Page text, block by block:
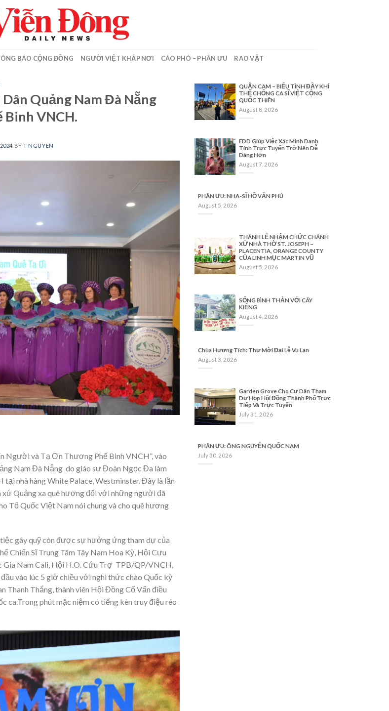
BÁO CỘNG ĐỒNG NGƯỜI VIỆT KHẮP NƠI CÁO PHÓ – PHÂN ƯU RAO VẶT
Quảng Nam Đà Nẵng
VNCH.
BYT NGUYEN
Người và Tạ Ơn Thương Phế Binh VNCH”, vào
Nam Đà Nẵng do giáo sư Đoàn Ngọc Đa làm
nhà hàng White Palace, Westminster. Đây là lần
Quảng xa quê hương đối với những người đã
Tổ Quốc Việt Nam nói chung và cho quê hương
gây quỹ còn được sự hưởng ứng tham dự của
Chiến Sĩ Trung Tâm Tây Nam Hoa Kỳ, Hội Cựu
Gia Nam Cali, Hội H.O. Cứu Trợ TPB/QP/VNCH,
vào lúc 5 giờ chiều với nghi thức chào Quốc kỳ
Thanh Thắng, thành viên Hội Đồng Cố Vấn điều
ca.Trong phút mặc niệm có tiếng kèn truy điệu réo
QUẬN CAM – BIỂU TÌNH ĐẦY KHÍ
THẾ CHỐNG CA SĨ VIỆT CỘNG
QUỐC THIÊN
August 8, 2026
EDD Giúp Việc Xác Minh Danh
Tính Trực Tuyến Trở Nên Dễ
Dàng Hơn
August 7, 2026
PHÂN ƯU: NHA-SĨ HỒ VĂN PHÚ
August 5, 2026
THÁNH LỄ NHẬM CHỨC CHÁNH
XỨ NHÀ THỜ ST. JOSEPH –
PLACENTIA, ORANGE COUNTY
CỦA LINH MỤC MARTIN VŨ
August 5, 2026
SỐNG BÌNH THẢN VỚI CÂY
KIỂNG
August 4, 2026
Chùa Hương Tích: Thư Mời Đại Lễ Vu Lan
August 3, 2026
Garden Grove Cho Cư Dân Tham
Dự Họp Hội Đồng Thành Phố Trực
Tiếp Và Trực Tuyến
July 31, 2026
PHÂN ƯU: ÔNG NGUYỄN QUỐC NAM
July 30, 2026